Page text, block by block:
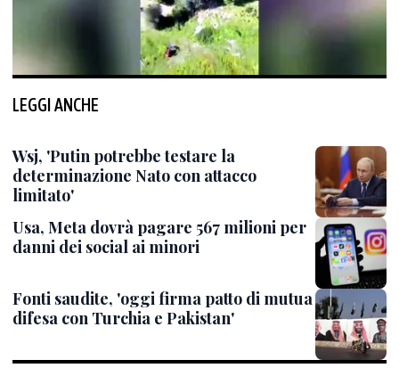
LEGGI ANCHE
Wsj, 'Putin potrebbe testare la
determinazione Nato con attacco
limitato'
Usa, Meta dovrà pagare 567 milioni per
danni dei social ai minori
Fonti saudite, 'oggi firma patto di mutua
difesa con Turchia e Pakistan'